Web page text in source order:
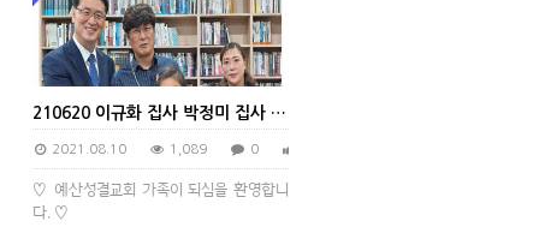
210620 이규화 집사 박정미 집사 가정
2021.08.10 1,089 0
♡ 예산성결교회 가족이 되심을 환영합니
다. ♡